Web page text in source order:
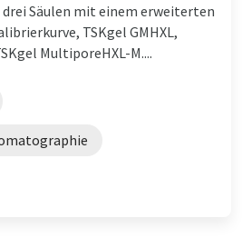
drei Säulen mit einem erweiterten
TSKgel GMHXL,
MultiporeHXL-M....